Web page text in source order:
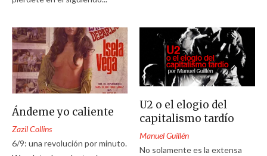
Ándeme yo caliente
Zazil Collins
6/9: una revolución por minuto.
U2 o el elogio del
capitalismo tardío
Manuel Guillén
No solamente es la extensa